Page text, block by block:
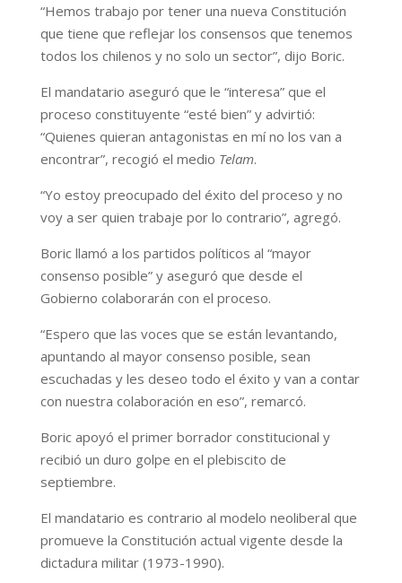
“Hemos trabajo por tener una nueva Constitución
que tiene que reflejar los consensos que tenemos
todos los chilenos y no solo un sector”, dijo Boric.
El mandatario aseguró que le “interesa” que el
proceso constituyente “esté bien” y advirtió:
“Quienes quieran antagonistas en mí no los van a
encontrar”, recogió el medio Telam.
“Yo estoy preocupado del éxito del proceso y no
voy a ser quien trabaje por lo contrario”, agregó.
Boric llamó a los partidos políticos al “mayor
consenso posible” y aseguró que desde el
Gobierno colaborarán con el proceso.
“Espero que las voces que se están levantando,
apuntando al mayor consenso posible, sean
escuchadas y les deseo todo el éxito y van a contar
con nuestra colaboración en eso”, remarcó.
Boric apoyó el primer borrador constitucional y
recibió un duro golpe en el plebiscito de
septiembre.
El mandatario es contrario al modelo neoliberal que
promueve la Constitución actual vigente desde la
dictadura militar (1973-1990).